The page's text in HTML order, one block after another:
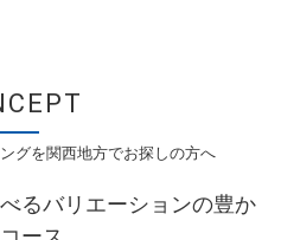
グを関西地方でお探しの方へ
るバリエーションの豊か